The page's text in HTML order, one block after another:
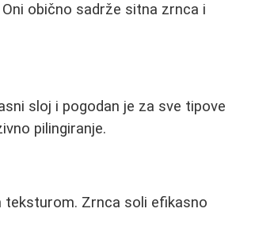
obično sadrže sitna zrnca i
sloj i pogodan je za sve tipove
pilingiranje.
teksturom. Zrnca soli efikasno